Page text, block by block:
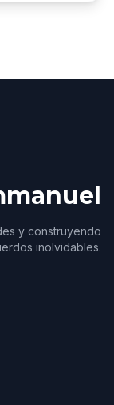
y construyendo
inolvidables.